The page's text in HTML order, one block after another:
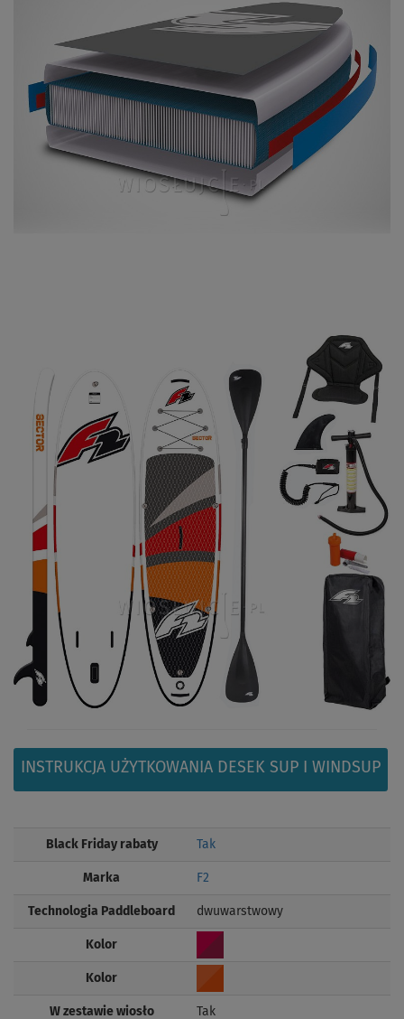
INSTRUKCJA UŻYTKOWANIA DESEK SUP I WINDSUP
Black Friday rabaty Tak
Marka F2
Technologia Paddleboard dwuwarstwowy
Kolor
Kolor
W zestawie wiosło Tak